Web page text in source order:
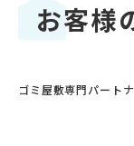
お客様
ゴミ屋敷専門パート